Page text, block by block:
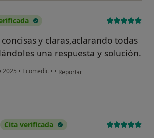
y claras,aclarando todas
una respuesta y solución.
2025 • Ecomedic • • en opinión del usuario JMR
Reportar
Cita verificada